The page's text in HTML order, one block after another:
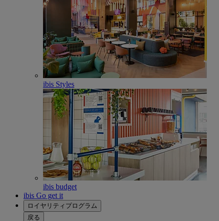
ibis Styles
ibis budget
ibis Go get it
ロイヤリティプログラム
戻る